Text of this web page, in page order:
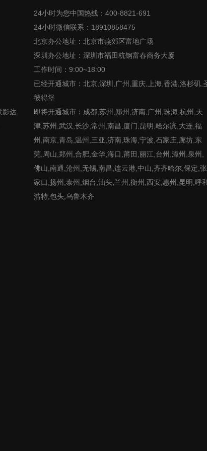
影达
24小时为您中国热线：400-8821-691
24小时微信联系：18910858475
北京办公地址：北京市燕郊区富地广场
深圳办公地址：深圳市福田杭钢富春商务大厦
工作时间：9:00~18:00
已经开通城市：北京,深圳,广州,重庆,上海,香港,洛杉矶,
彼得堡
即将开通城市：成都,苏州,郑州,济南,广州,珠海,杭州,天
津,苏州,武汉,长沙,常州,南昌,厦门,昆明,哈尔滨,大连,福
州,南京,青岛,温州,三亚,济南,珠海,宁波,石家庄,廊坊,东
莞,周山,郑州,合肥,金华,海口,莆田,丽江,台州,漳州,泉州,
佛山,南通,沧州,无锡,南昌,连云港,中山,齐齐哈尔,保定,张
家口,扬州,泰州,烟台,汕头,兰州,衡州,西安,惠州,昆明,呼
浩特,包头,乌鲁木齐